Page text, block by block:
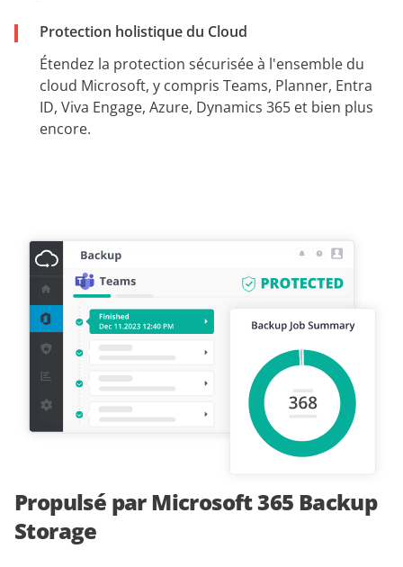
Protection holistique du Cloud
Étendez la protection sécurisée à l'ensemble du
cloud Microsoft, y compris Teams, Planner, Entra
ID, Viva Engage, Azure, Dynamics 365 et bien plus
encore.
Propulsé par Microsoft 365 Backup
Storage